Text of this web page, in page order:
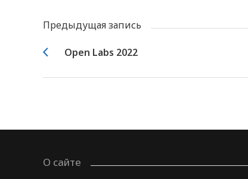
Предыдущая запись
Open Labs 2022
О сайте